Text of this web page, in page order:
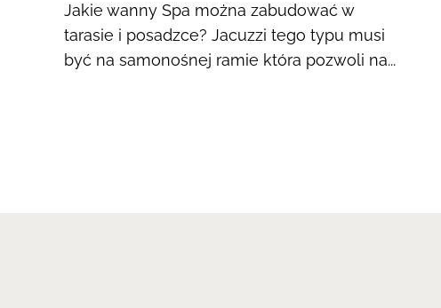
Jakie wanny Spa można zabudować w
tarasie i posadzce? Jacuzzi tego typu musi
być na samonośnej ramie która pozwoli na...